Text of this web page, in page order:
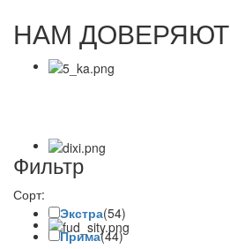
НАМ ДОВЕРЯЮТ
Фильтр
Сорт:
Экстра(54)
Прима(44)